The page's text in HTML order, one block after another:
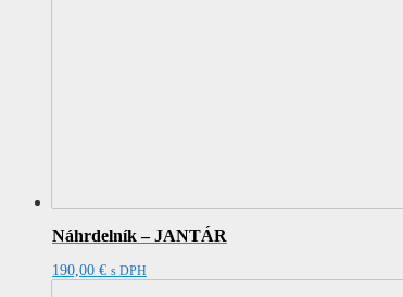
Náhrdelník – JANTÁR
190,00 € s DPH